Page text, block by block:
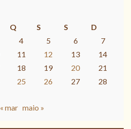
Q S S
D
4 5 6
7
11 12 13
14
18 19 20
21
25 26 27
28
« mar maio »